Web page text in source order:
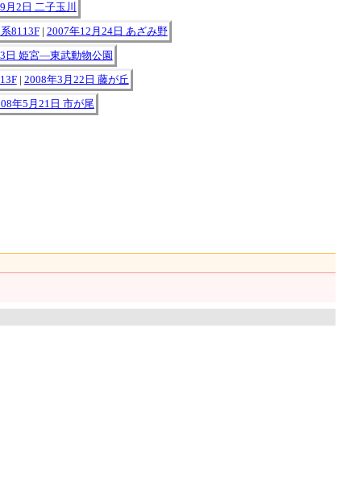
月2日 二子玉川
8113F| 2007年12月24日 あざみ野
日 姫宮―東武動物公園
| 2008年3月22日 藤が丘
年5月21日 市が尾